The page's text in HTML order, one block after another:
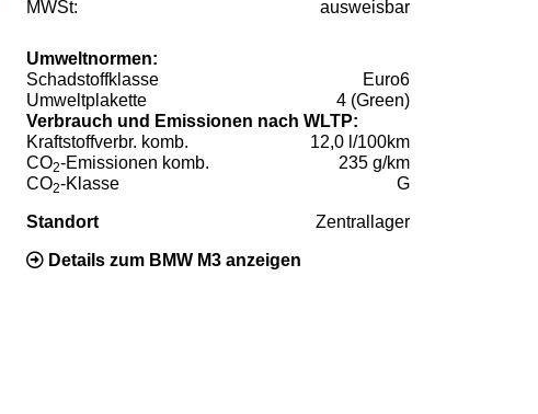
MWSt:
ausweisbar
Umweltnormen:
Schadstoffklasse
Euro6
Umweltplakette
4 (Green)
Verbrauch und Emissionen nach WLTP:
Kraftstoffverbr. komb.
12,0 l/100km
CO2-Emissionen komb.
235 g/km
CO2-Klasse G
Standort Zentrallager
Details zum BMW M3 anzeigen